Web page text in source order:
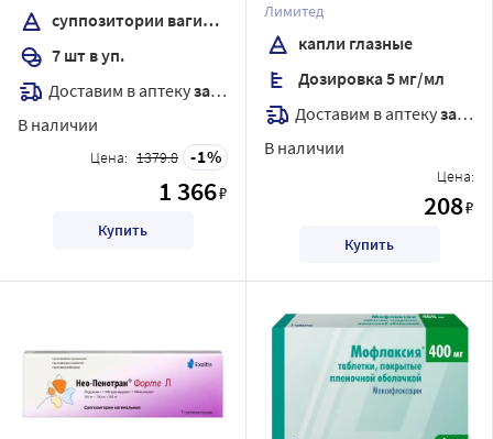
суппозитории вагинальные
7 шт в уп.
Доставим в аптекузавтра
В наличии
Цена: 1379.8 1
1 366₽
Купить
Лимитед
капли глазные
Дозировка 5 мг/мл
Доставим в аптекузавтра
В наличии
Цена:
208₽
Купить